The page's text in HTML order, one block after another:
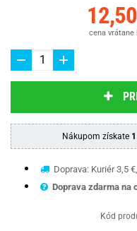
cena vrátane
Nákupom získate
Doprava: Kuriér 3,5
Doprava zdarma na
Kód